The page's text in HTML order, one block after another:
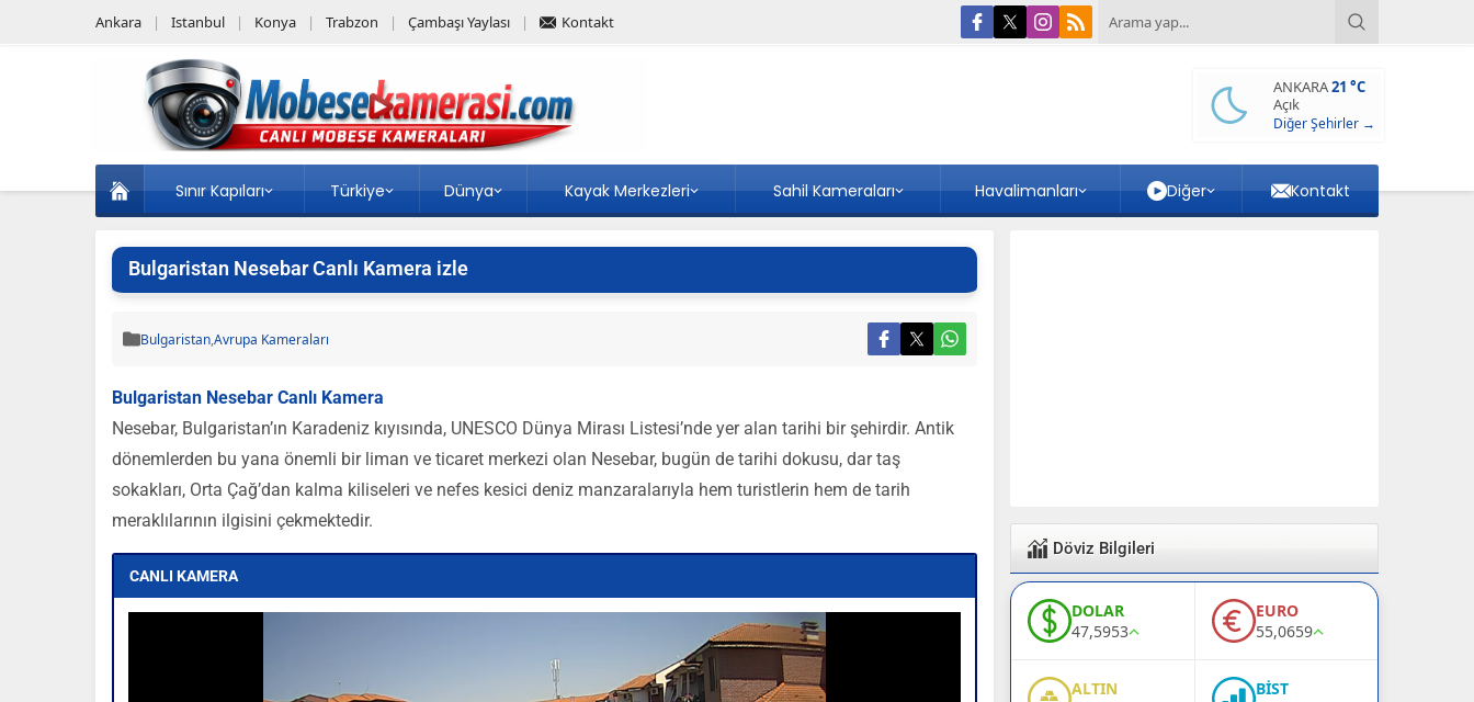
Ankara Istanbul Konya Trabzon Çambaşı Yaylası Kontakt
ANKARA21 °C
Açık
Diğer Şehirler →
Sınır Kapıları Türkiye Dünya Kayak Merkezleri Sahil Kameraları Havalimanları Diğer Kontakt
Bulgaristan Nesebar Canlı Kamera izle
Bulgaristan,Avrupa Kameraları
Bulgaristan Nesebar Canlı Kamera
Nesebar, Bulgaristan’ın Karadeniz kıyısında, UNESCO Dünya Mirası Listesi’nde yer alan tarihi bir şehirdir. Antik
dönemlerden bu yana önemli bir liman ve ticaret merkezi olan Nesebar, bugün de tarihi dokusu, dar taş
sokakları, Orta Çağ’dan kalma kiliseleri ve nefes kesici deniz manzaralarıyla hem turistlerin hem de tarih
meraklılarının ilgisini çekmektedir.
CANLI KAMERA
Döviz Bilgileri
DOLAR
47,5953
EURO
55,0659
ALTIN
BİST